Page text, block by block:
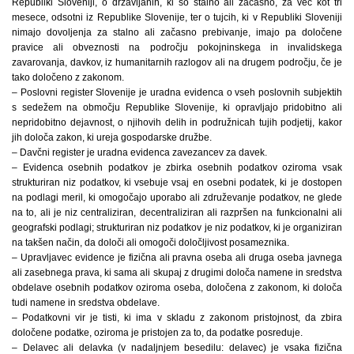
mesece, odsotni iz Republike Slovenije, ter o tujcih, ki v Republiki Sloveniji
nimajo dovoljenja za stalno ali začasno prebivanje, imajo pa določene
pravice ali obveznosti na področju pokojninskega in invalidskega
zavarovanja, davkov, iz humanitarnih razlogov ali na drugem področju, če je
tako določeno z zakonom.
– Poslovni register Slovenije je uradna evidenca o vseh poslovnih subjektih
s sedežem na območju Republike Slovenije, ki opravljajo pridobitno ali
nepridobitno dejavnost, o njihovih delih in podružnicah tujih podjetij, kakor
jih določa zakon, ki ureja gospodarske družbe.
– Davčni register je uradna evidenca zavezancev za davek.
– Evidenca osebnih podatkov je zbirka osebnih podatkov oziroma vsak
strukturiran niz podatkov, ki vsebuje vsaj en osebni podatek, ki je dostopen
na podlagi meril, ki omogočajo uporabo ali združevanje podatkov, ne glede
na to, ali je niz centraliziran, decentraliziran ali razpršen na funkcionalni ali
geografski podlagi; strukturiran niz podatkov je niz podatkov, ki je organiziran
na takšen način, da določi ali omogoči določljivost posameznika.
– Upravljavec evidence je fizična ali pravna oseba ali druga oseba javnega
ali zasebnega prava, ki sama ali skupaj z drugimi določa namene in sredstva
obdelave osebnih podatkov oziroma oseba, določena z zakonom, ki določa
tudi namene in sredstva obdelave.
– Podatkovni vir je tisti, ki ima v skladu z zakonom pristojnost, da zbira
določene podatke, oziroma je pristojen za to, da podatke posreduje.
– Delavec ali delavka (v nadaljnjem besedilu: delavec) je vsaka fizična